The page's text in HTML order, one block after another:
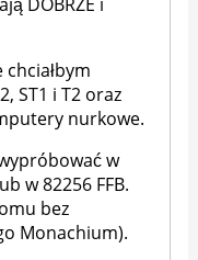
ST1 i T2 oraz
nurkowe.
w
w 82256 FFB.
bez
Monachium).